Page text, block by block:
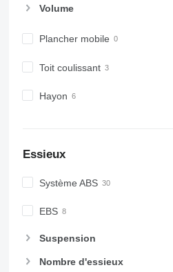
Volume
Plancher mobile
Toit coulissant
Hayon
Essieux
Système ABS
EBS
Suspension
Nombre d'essieux